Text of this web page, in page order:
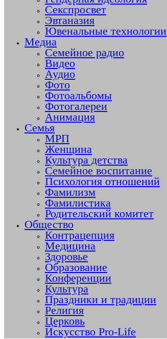
Секспросвет
Эвтаназия
Ювенальные технологии
Медиа
Семейное радио
Видео
Аудио
Фото
Фотоальбомы
Фотогалереи
Анимация
Семья
МРП
Женщина
Культура детства
Семейное воспитание
Психология отношений
Фамилизм
Фамилистика
Родительский комитет
Общество
Контрацепция
Медицина
Здоровье
Образование
Конференции
Культура
Праздники и традиции
Религия
Церковь
Искусство Pro-Life